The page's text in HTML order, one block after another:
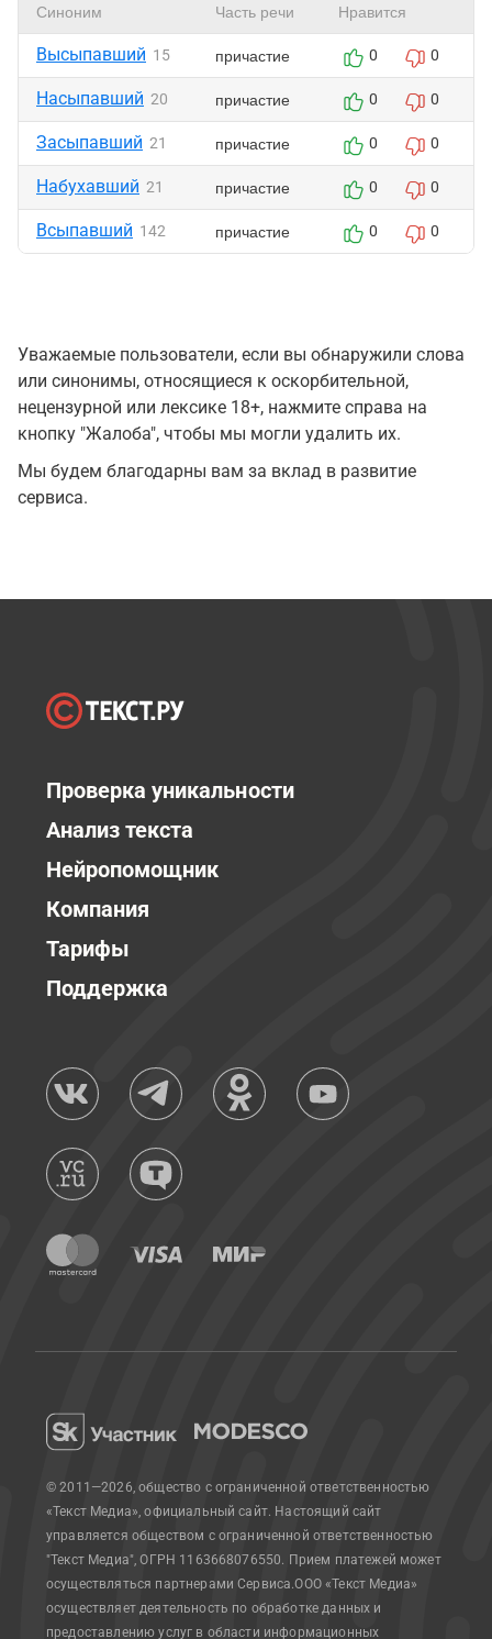
Синоним Часть речи Нравится
Высыпавший 15 причастие 0 0
Насыпавший 20 причастие 0 0
Засыпавший 21 причастие 0 0
Набухавший 21 причастие 0 0
Всыпавший 142 причастие 0 0
Уважаемые пользователи, если вы обнаружили слова
или синонимы, относящиеся к оскорбительной,
нецензурной или лексике 18+, нажмите справа на
кнопку "Жалоба", чтобы мы могли удалить их.
Мы будем благодарны вам за вклад в развитие
сервиса.
Проверка уникальности
Анализ текста
Нейропомощник
Компания
Тарифы
Поддержка
© 2011—2026, общество с ограниченной ответственностью
«Текст Медиа», официальный сайт. Настоящий сайт
управляется обществом с ограниченной ответственностью
"Текст Медиа", ОГРН 1163668076550. Прием платежей может
осуществляться партнерами Сервиса.ООО «Текст Медиа»
осуществляет деятельность по обработке данных и
предоставлению услуг в области информационных